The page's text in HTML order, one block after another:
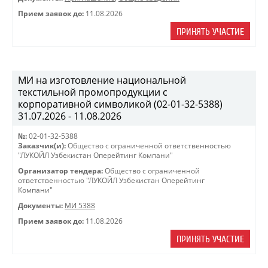
Прием заявок до: 11.08.2026
ПРИНЯТЬ УЧАСТИЕ
МИ на изготовление национальной
текстильной промопродукции с
корпоративной символикой (02-01-32-5388)
31.07.2026 - 11.08.2026
№: 02-01-32-5388
Заказчик(и): Общество с ограниченной ответственностью
"ЛУКОЙЛ Узбекистан Оперейтинг Компани"
Организатор тендера: Общество с ограниченной
ответственностью "ЛУКОЙЛ Узбекистан Оперейтинг
Компани"
Документы: МИ 5388
Прием заявок до: 11.08.2026
ПРИНЯТЬ УЧАСТИЕ